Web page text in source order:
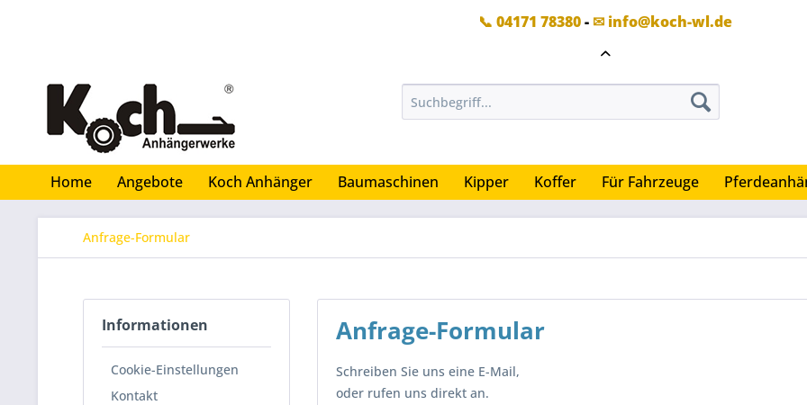
📞 04171 78380- ✉ info@koch-wl.de
Home Angebote Koch Anhänger Baumaschinen Kipper Koffer Für Fahrzeuge
Anfrage-Formular
Informationen
Cookie-Einstellungen
Kontakt
Anfrage-Formular
Schreiben Sie uns eine E-Mail,
oder rufen uns direkt an.